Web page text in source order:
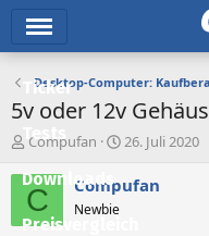
Ticker
Tests
Downloads
Preisvergleich
Desktop-Computer:
5v oder 12v
E
s
t
e
Compufan
E
s
26. Juli 2020
C Compufan
Newbie